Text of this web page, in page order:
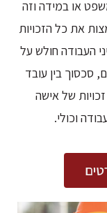
או במידה וזה
את כל הזכויות
העבודה חולש על
סכסוך בין עובד
של אישה
וכולי.